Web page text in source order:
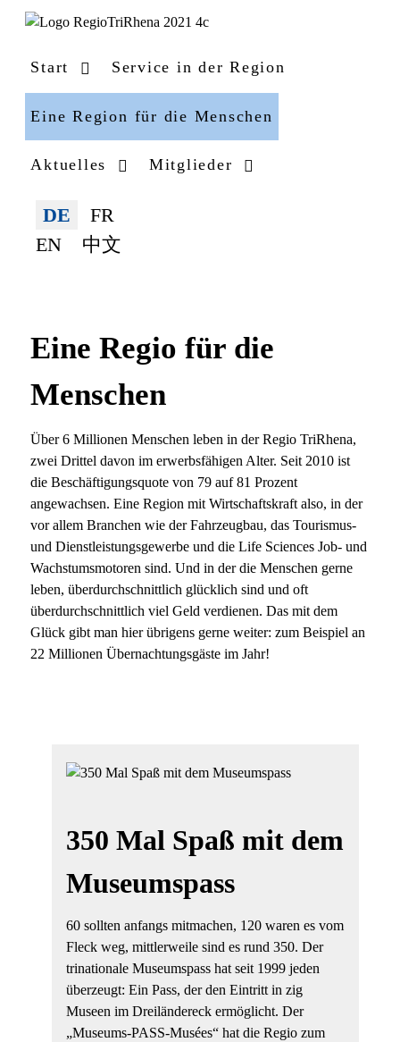
Start Service in der Region
Eine Region für die Menschen
Aktuelles Mitglieder
Sprache auswählen
DE
FR
EN
中文
Eine Regio für die
Menschen
Über 6 Millionen Menschen leben in der Regio TriRhena,
zwei Drittel davon im erwerbsfähigen Alter. Seit 2010 ist
die Beschäftigungsquote von 79 auf 81 Prozent
angewachsen. Eine Region mit Wirtschaftskraft also, in der
vor allem Branchen wie der Fahrzeugbau, das Tourismus-
und Dienstleistungsgewerbe und die Life Sciences Job- und
Wachstumsmotoren sind. Und in der die Menschen gerne
leben, überdurchschnittlich glücklich sind und oft
überdurchschnittlich viel Geld verdienen. Das mit dem
Glück gibt man hier übrigens gerne weiter: zum Beispiel an
22 Millionen Übernachtungsgäste im Jahr!
350 Mal Spaß mit dem
Museumspass
60 sollten anfangs mitmachen, 120 waren es vom
Fleck weg, mittlerweile sind es rund 350. Der
trinationale Museumspass hat seit 1999 jeden
überzeugt: Ein Pass, der den Eintritt in zig
Museen im Dreiländereck ermöglicht. Der
„Museums-PASS-Musées“ hat die Regio zum